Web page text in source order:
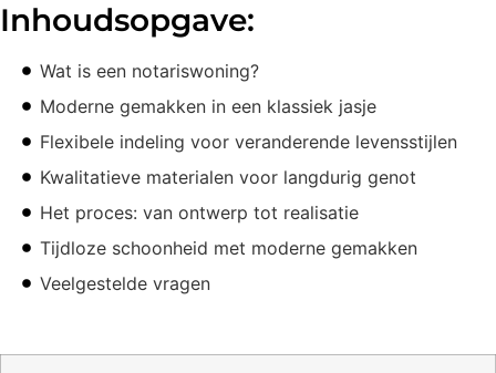
Inhoudsopgave:
Wat is een notariswoning?
Moderne gemakken in een klassiek jasje
Flexibele indeling voor veranderende levensstijlen
Kwalitatieve materialen voor langdurig genot
Het proces: van ontwerp tot realisatie
Tijdloze schoonheid met moderne gemakken
Veelgestelde vragen